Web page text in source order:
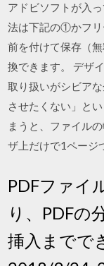
アドビソフトが入
法は下記の①かフ
前を付けて保存（
換できます。 デザ
取り扱いがシビア
させたくない」と
まうと、ファイル
ザ上だけで1ページ
PDFファイ
り、PDFの
挿入までで